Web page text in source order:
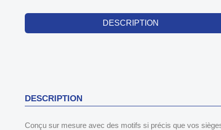
DESCRIPTION
DESCRIPTION
Conçu sur mesure avec des motifs si précis que vos